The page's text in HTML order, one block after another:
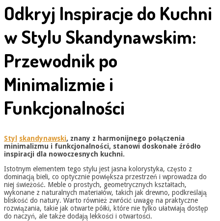
Odkryj Inspiracje do Kuchni
w Stylu Skandynawskim:
Przewodnik po
Minimalizmie i
Funkcjonalności
Styl skandynawski, znany z harmonijnego połączenia
minimalizmu i funkcjonalności, stanowi doskonałe źródło
inspiracji dla nowoczesnych kuchni.
Istotnym elementem tego stylu jest jasna kolorystyka, często z
dominacją bieli, co optycznie powiększa przestrzeń i wprowadza do
niej świeżość. Meble o prostych, geometrycznych kształtach,
wykonane z naturalnych materiałów, takich jak drewno, podkreślają
bliskość do natury. Warto również zwrócić uwagę na praktyczne
rozwiązania, takie jak otwarte półki, które nie tylko ułatwiają dostęp
do naczyń, ale także dodają lekkości i otwartości.